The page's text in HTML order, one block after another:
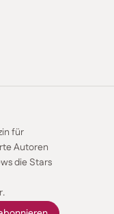
für
Autoren
die Stars